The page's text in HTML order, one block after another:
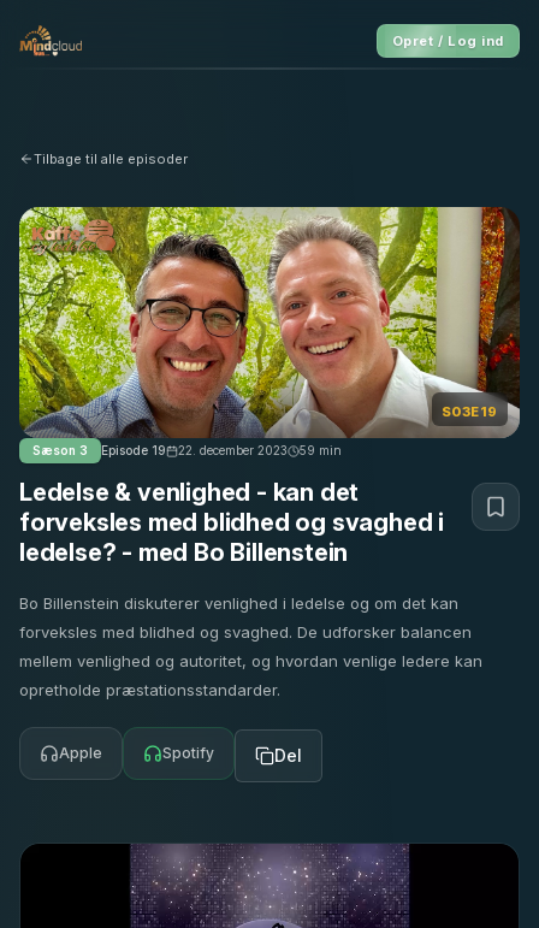
Opret / Log ind
Tilbage til alle episoder
S03E19
Sæson 3 Episode 19 22. december 2023 59 min
Ledelse & venlighed - kan det
forveksles med blidhed og svaghed i
ledelse? - med Bo Billenstein
Bo Billenstein diskuterer venlighed i ledelse og om det kan
forveksles med blidhed og svaghed. De udforsker balancen
mellem venlighed og autoritet, og hvordan venlige ledere kan
opretholde præstationsstandarder.
Apple Spotify Del